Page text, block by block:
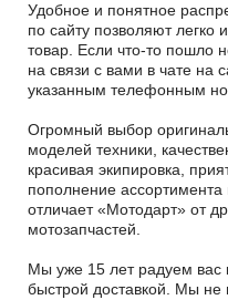
Удобное и понятное
по сайту позволяют
товар. Если что-то пошло
на связи с вами в чате на
указанным телефонным
Огромный выбор
моделей техники,
красивая экипировка,
пополнение ассортимента
отличает «Мотодарт» от
мотозапчастей.
Мы уже 15 лет радуем вас
быстрой доставкой. Мы не